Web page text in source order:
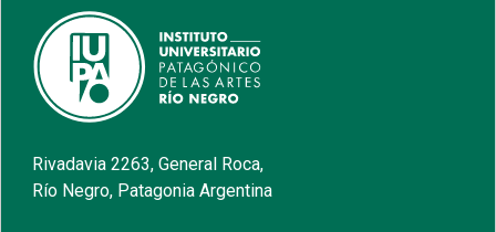
Rivadavia 2263, General Roca,
Río Negro, Patagonia Argentina